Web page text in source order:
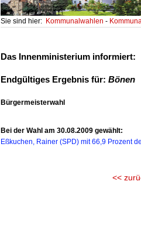
Sie sind hier: Kommunalwahlen-
Das Innenministerium informiert:
Endgültiges Ergebnis für: Bönen
Bürgermeisterwahl
Bei der Wahl am 30.08.2009 gewählt:
Eßkuchen, Rainer (SPD) mit 66,9 Prozent
<<